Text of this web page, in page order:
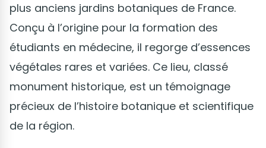
plus anciens jardins botaniques de France.
Conçu à l’origine pour la formation des
étudiants en médecine, il regorge d’essences
végétales rares et variées. Ce lieu, classé
monument historique, est un témoignage
précieux de l’histoire botanique et scientifique
de la région.